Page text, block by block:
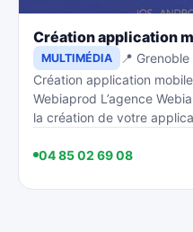
Création application
MULTIMÉDIA
📍 Grenoble
Création application
Webiaprod L’agence
la création de votre
04 85 02 69 08